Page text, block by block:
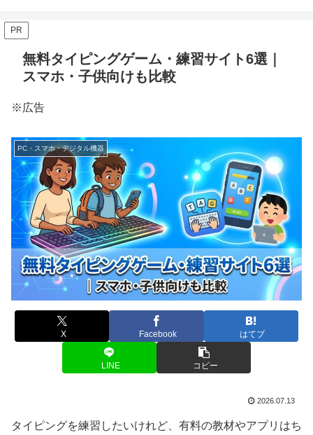
PR
無料タイピングゲーム・練習サイト6選｜
スマホ・子供向けも比較
※広告
PC・スマホ・デジタル機器
X Facebook はてブ
LINE コピー
2026.07.13
タイピングを練習したいけれど、有料の教材やアプリはち